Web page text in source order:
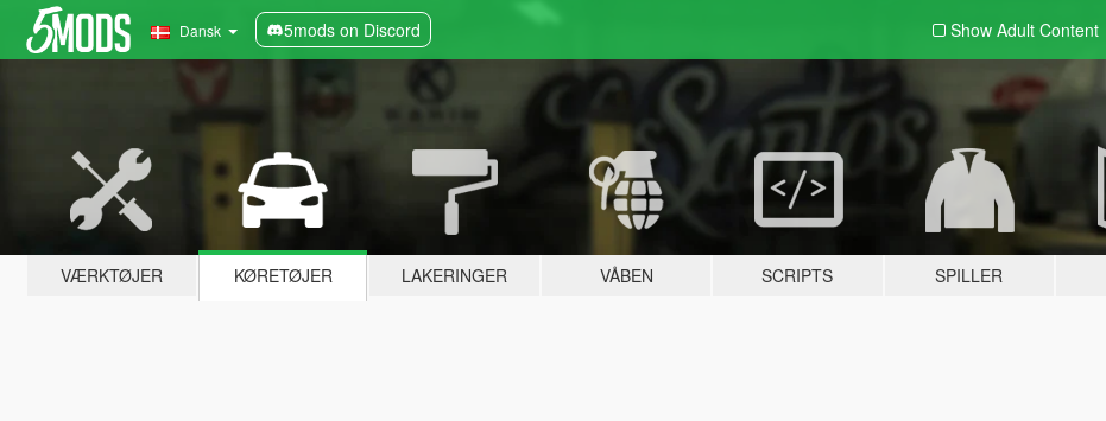
Dansk 5mods on Discord Show Adult Content
VÆRKTØJER KØRETØJER LAKERINGER VÅBEN SCRIPTS SPILLER